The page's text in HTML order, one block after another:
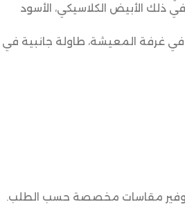
ذلك الأبيض الكلاسيكي، الأسود
غرفة المعيشة، طاولة جانبية في
توفير مقاسات مخصصة حسب الطلب.